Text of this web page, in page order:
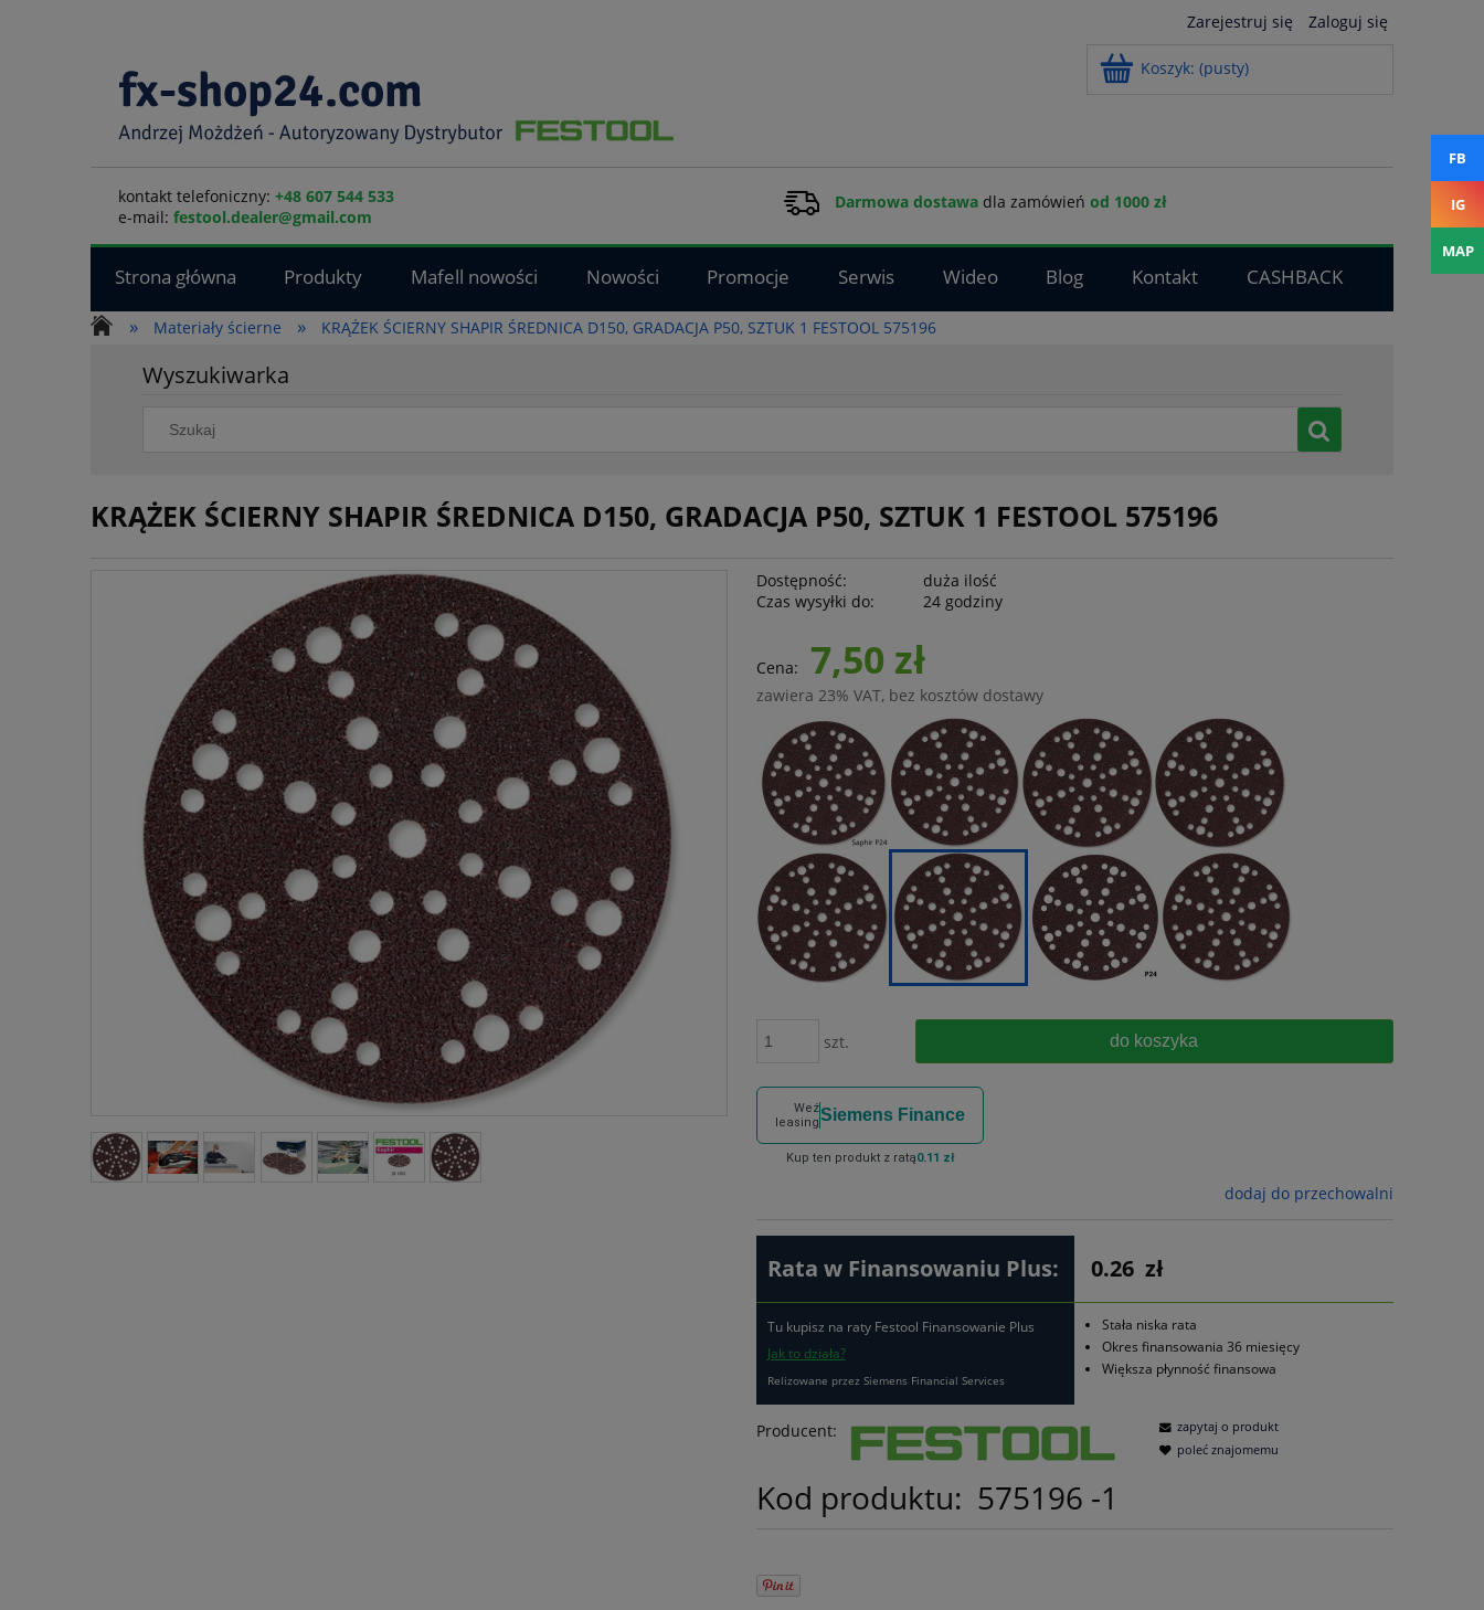
Zarejestruj się Zaloguj się
Koszyk: (pusty)
kontakt telefoniczny: +48 607 544 533
e-mail: festool.dealer@gmail.com
Darmowa dostawadla zamówień od 1000 zł
Strona główna Produkty Mafell nowości Nowości Promocje Serwis Wideo Blog Kontakt
CASHBACK
»
Materiały ścierne » KRĄŻEK ŚCIERNY SHAPIR ŚREDNICA D150, GRADACJA P50, SZTUK 1 FESTOOL 575196
Wyszukiwarka
KRĄŻEK ŚCIERNY SHAPIR ŚREDNICA D150, GRADACJA P50, SZTUK 1 FESTOOL 575196
Dostępność:
duża ilość
Czas wysyłki do:
24 godziny
Cena: 7,50 zł
zawiera 23% VAT, bez kosztów dostawy
szt. do koszyka
Weź
leasingSiemens Finance
Kup ten produkt z ratą0.11 zł
dodaj do przechowalni
Rata w Finansowaniu Plus: 0.26 zł
Tu kupisz na raty Festool Finansowanie Plus
Jak to działa?
Relizowane przez Siemens Financial Services
Stała niska rata
Okres finansowania 36 miesięcy
Większa płynność finansowa
Producent:
Kod produktu: 575196 -1
zapytaj o produkt
poleć znajomemu
FB
IG
MAP